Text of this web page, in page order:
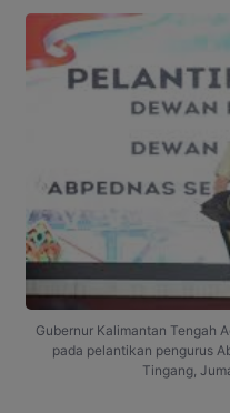
Gubernur Kalimantan Tengah
pada pelantikan pengurus
Tingang,